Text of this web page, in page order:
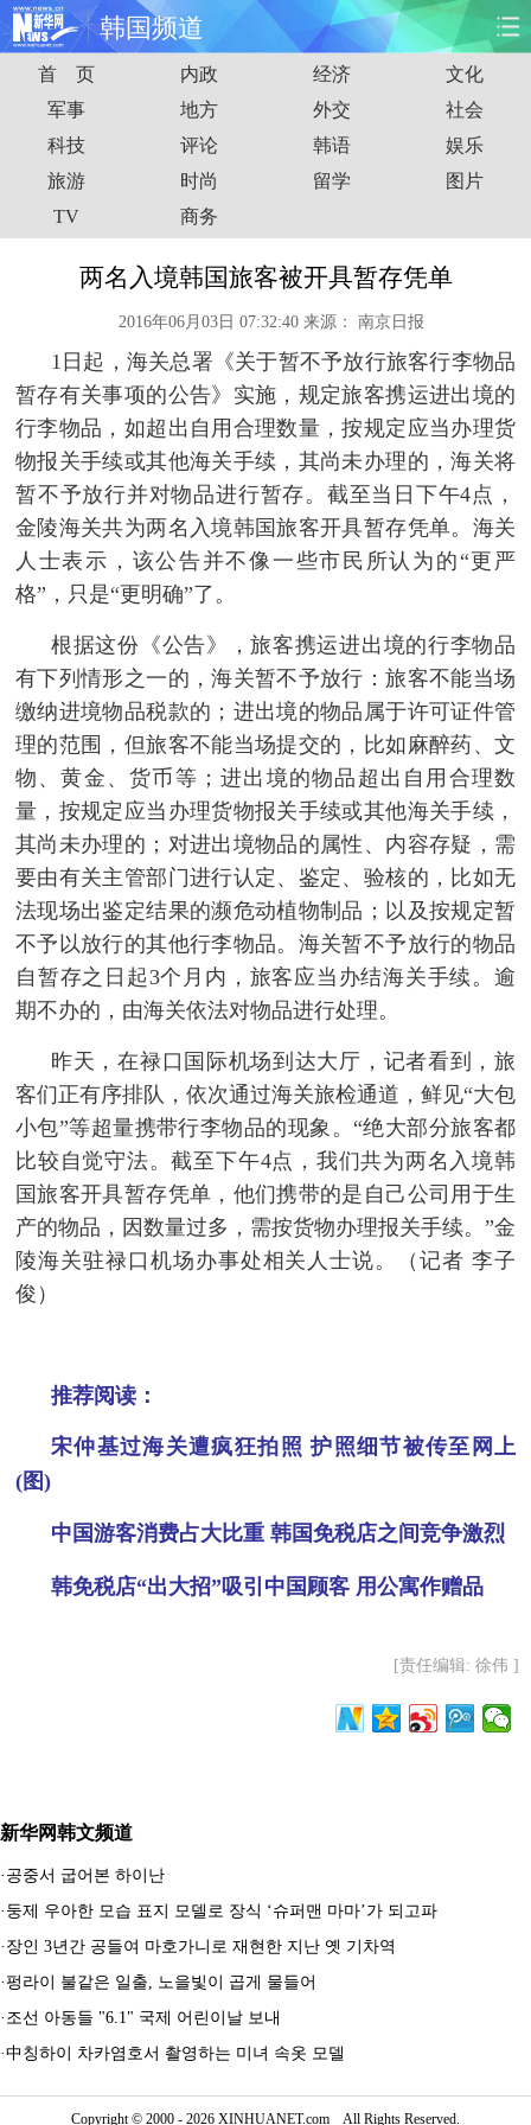
韩国频道
首页 时政 国际 财经
娱乐 体育 人事 教育
时尚 思客
港澳 台湾 华人 汽车
能源 房产
图片 视频 彩票 食品
旅游 健康 信息化 数据
金融 公益 军事 无人机
富媒体 摄影 新华广播
新华电视中文 新华电视英文 返回PC
首 页 内政 经济
文化
军事
地方 外交
社会
科技
评论 韩语
娱乐
旅游
时尚 留学
图片
TV
商务
两名入境韩国旅客被开具暂存凭单
2016年06月03日 07:32:40 来源： 南京日报
1日起，海关总署《关于暂不予放行旅客行李物品
暂存有关事项的公告》实施，规定旅客携运进出境的
行李物品，如超出自用合理数量，按规定应当办理货
物报关手续或其他海关手续，其尚未办理的，海关将
暂不予放行并对物品进行暂存。截至当日下午4点，
金陵海关共为两名入境韩国旅客开具暂存凭单。海关
人士表示，该公告并不像一些市民所认为的“更严
格”，只是“更明确”了。
根据这份《公告》，旅客携运进出境的行李物品
有下列情形之一的，海关暂不予放行：旅客不能当场
缴纳进境物品税款的；进出境的物品属于许可证件管
理的范围，但旅客不能当场提交的，比如麻醉药、文
物、黄金、货币等；进出境的物品超出自用合理数
量，按规定应当办理货物报关手续或其他海关手续，
其尚未办理的；对进出境物品的属性、内容存疑，需
要由有关主管部门进行认定、鉴定、验核的，比如无
法现场出鉴定结果的濒危动植物制品；以及按规定暂
不予以放行的其他行李物品。海关暂不予放行的物品
自暂存之日起3个月内，旅客应当办结海关手续。逾
期不办的，由海关依法对物品进行处理。
昨天，在禄口国际机场到达大厅，记者看到，旅
客们正有序排队，依次通过海关旅检通道，鲜见“大包
小包”等超量携带行李物品的现象。“绝大部分旅客都
比较自觉守法。截至下午4点，我们共为两名入境韩
国旅客开具暂存凭单，他们携带的是自己公司用于生
产的物品，因数量过多，需按货物办理报关手续。”金
陵海关驻禄口机场办事处相关人士说。（记者 李子
俊）
推荐阅读：
宋仲基过海关遭疯狂拍照 护照细节被传至网上
(图)
中国游客消费占大比重 韩国免税店之间竞争激烈
韩免税店“出大招”吸引中国顾客 用公寓作赠品
[责任编辑: 徐伟 ]
新华网韩文频道
· 공중서 굽어본 하이난
· 둥제 우아한 모습 표지 모델로 장식 ‘슈퍼맨 마마’가 되고파
· 장인 3년간 공들여 마호가니로 재현한 지난 옛 기차역
· 펑라이 불같은 일출, 노을빛이 곱게 물들어
· 조선 아동들 "6.1" 국제 어린이날 보내
·中칭하이 차카염호서 촬영하는 미녀 속옷 모델
Copyright © 2000 - 2026 XINHUANET.com All Rights Reserved.